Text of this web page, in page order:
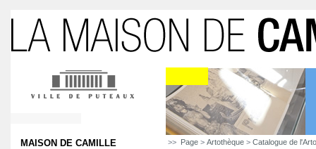
MAISON DE CAMILLE >> Page > Artothèque > Catalogue de